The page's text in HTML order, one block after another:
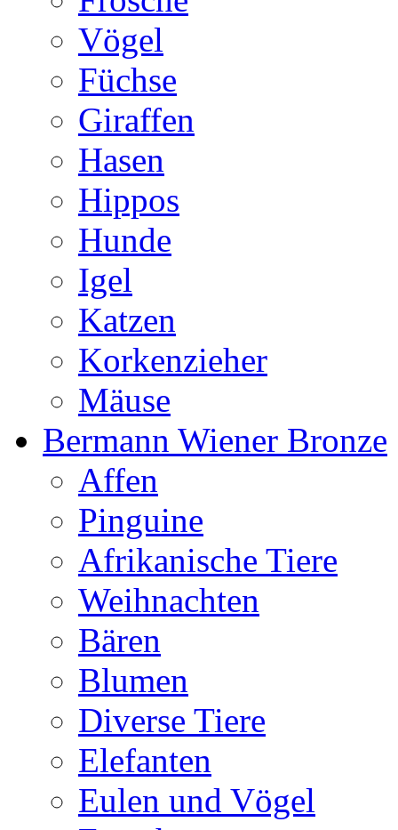
Vögel
Füchse
Giraffen
Hasen
Hippos
Hunde
Igel
Katzen
Korkenzieher
Mäuse
Bermann Wiener Bronze
Affen
Pinguine
Afrikanische Tiere
Weihnachten
Bären
Blumen
Diverse Tiere
Elefanten
Eulen und Vögel